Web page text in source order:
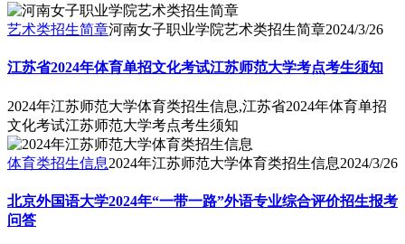
艺术类招生简章河南女子职业学院艺术类招生简章2024/3/26
江苏省2024年体育单招文化考试江苏师范大学考点考生须知
2024年江苏师范大学体育类招生信息,江苏省2024年体育单招
文化考试江苏师范大学考点考生须知
体育类招生信息2024年江苏师范大学体育类招生信息2024/3/26
北京外国语大学2024年“一带一路”外语专业综合评价招生报考
问答